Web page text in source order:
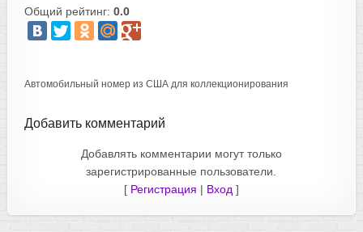
Общий рейтинг: 0.0
Автомобильный номер из США для коллекционирования
Добавить комментарий
Добавлять комментарии могут только
зарегистрированные пользователи.
[ Регистрация | Вход ]